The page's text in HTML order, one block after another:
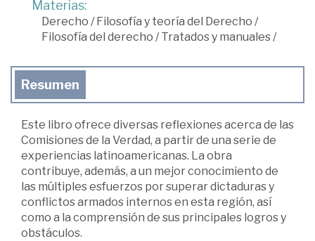
Materias:
Derecho / Filosofía y teoría del Derecho /
Filosofía del derecho /Tratados y manuales/
Resumen
Este libro ofrece diversas reflexiones acerca de las
Comisiones de la Verdad, a partir de una serie de
experiencias latinoamericanas. La obra
contribuye, además, a un mejor conocimiento de
las múltiples esfuerzos por superar dictaduras y
conflictos armados internos en esta región, así
como a la comprensión de sus principales logros y
obstáculos.